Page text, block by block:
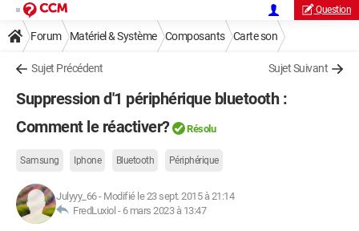
Question
Forum Matériel & Système Composants Carte son
Sujet Précédent Sujet Suivant
Suppression d'1 périphérique bluetooth :
Comment le réactiver?
Résolu
Samsung Iphone Bluetooth Périphérique
Julyyy_66- Modifié le 23 sept. 2015 à 21:14
FredLuxiol - 6 mars 2023 à 13:47